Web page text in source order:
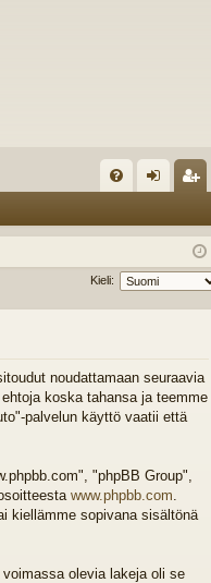
K
K
au
du
si
än
ist
er
öi
Kieli:
noudattamaan seuraavia
koska tahansa ja teemme
palvelun käyttö vaatii että
"phpBB Group",
www.phpbb.com.
kiellämme sopivana sisältönä
olevia lakeja oli se